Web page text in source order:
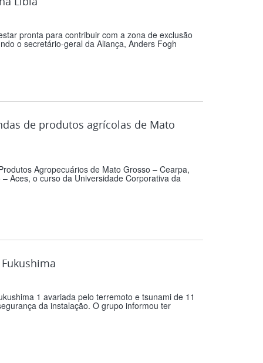
pronta para contribuir com a zona de exclusão
o secretário-geral da Aliança, Anders Fogh
de produtos agrícolas de Mato
Agropecuários de Mato Grosso – Cearpa,
Aces, o curso da Universidade Corporativa da
1 avariada pelo terremoto e tsunami de 11
da instalação. O grupo informou ter